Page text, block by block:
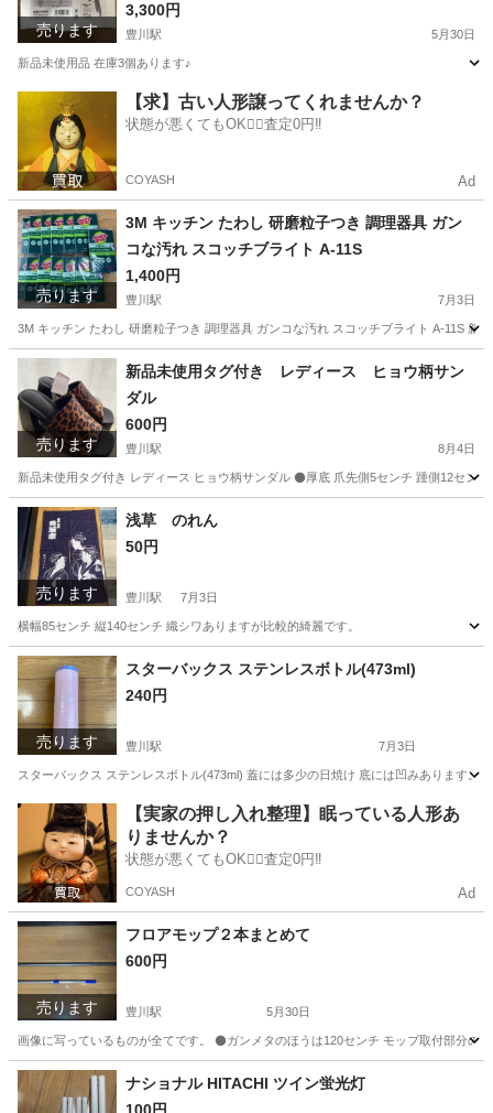
売ります
3,300円
豊川駅 5月30日
新品未使用品 在庫3個あります♪
豊川駅 その他 新品
【求】古い人形譲ってくれませんか？
状態が悪くてもOK🙆‍♀️査定0円‼️
COYASH Ad
売ります
3M キッチン たわし 研磨粒子つき 調理器具 ガン
コな汚れ スコッチブライト A-11S
1,400円
豊川駅 7月3日
3M キッチン たわし 研磨粒子つき 調理器具 ガンコな汚れ スコッチブライト A-11S 新
愛知 豊川市 豊川駅 掃除用具
売ります
新品未使用タグ付き レディース ヒョウ柄サン
ダル
600円
豊川駅 8月4日
新品未使用タグ付き レディース ヒョウ柄サンダル ⚫️厚底 爪先側5センチ 踵側12セン
愛知 豊川市 豊川駅 靴
売ります
浅草 のれん
50円
豊川駅 7月3日
横幅85センチ 縦140センチ 織シワありますが比較的綺麗です。
愛知 豊川市 豊川駅 インテリア雑貨/小物
売ります
スターバックス ステンレスボトル(473ml)
240円
豊川駅 7月3日
スターバックス ステンレスボトル(473ml) 蓋には多少の日焼け 底には凹みあります。
愛知 豊川市 豊川駅 食器
【実家の押し入れ整理】眠っている人形あ
りませんか？
状態が悪くてもOK🙆‍♀️査定0円‼️
COYASH Ad
売ります
フロアモップ２本まとめて
600円
豊川駅 5月30日
画像に写っているものが全てです。 ⚫️ガンメタのほうは120センチ モップ取付部分
愛知 豊川市 モップ
ナショナル HITACHI ツイン蛍光灯